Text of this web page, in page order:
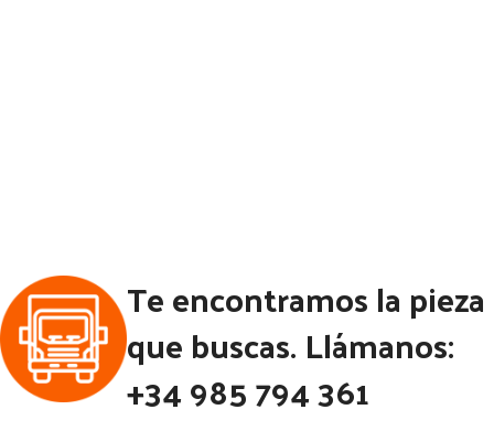
Te encontramos la pieza
que buscas. Llámanos:
+34 985 794 361